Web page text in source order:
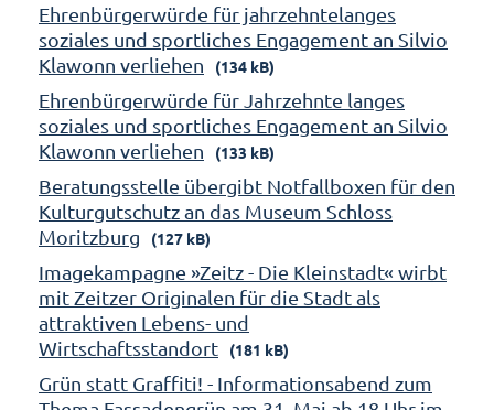
Ehrenbürgerwürde für jahrzehntelanges
soziales und sportliches Engagement an Silvio
Klawonn verliehen
(134 kB)
Ehrenbürgerwürde für Jahrzehnte langes
soziales und sportliches Engagement an Silvio
Klawonn verliehen
(133 kB)
Beratungsstelle übergibt Notfallboxen für den
Kulturgutschutz an das Museum Schloss
Moritzburg
(127 kB)
Imagekampagne »Zeitz - Die Kleinstadt« wirbt
mit Zeitzer Originalen für die Stadt als
attraktiven Lebens- und
Wirtschaftsstandort
(181 kB)
Grün statt Graffiti! - Informationsabend zum